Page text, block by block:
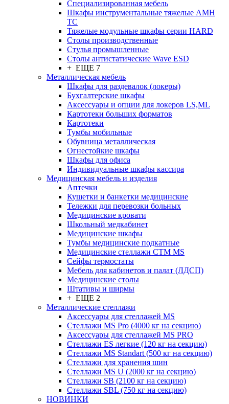
Cпециализированная мебель
Шкафы инструментальные тяжелые AMH
TC
Тяжелые модульные шкафы серии HARD
Столы производственные
Стулья промышленные
Столы антистатические Wave ESD
+ ЕЩЕ 7
Металлическая мебель
Шкафы для раздевалок (локеры)
Бухгалтерские шкафы
Аксессуары и опции для локеров LS,ML
Картотеки больших форматов
Картотеки
Тумбы мобильные
Обувница металлическая
Огнестойкие шкафы
Шкафы для офиса
Индивидуальные шкафы кассира
Медицинская мебель и изделия
Аптечки
Кушетки и банкетки медицинские
Тележки для перевозки больных
Медицинские кровати
Школьный медкабинет
Медицинские шкафы
Тумбы медицинские подкатные
Медицинские стеллажи CTM MS
Сейфы термостаты
Мебель для кабинетов и палат (ЛДСП)
Медицинские столы
Штативы и ширмы
+ ЕЩЕ 2
Металлические стеллажи
Аксессуары для стеллажей MS
Стеллажи MS Pro (4000 кг на секцию)
Аксессуары для стеллажей MS PRO
Стеллажи ES легкие (120 кг на секцию)
Стеллажи MS Standart (500 кг на секцию)
Стеллажи для хранения шин
Стеллажи MS U (2000 кг на секцию)
Стеллажи SB (2100 кг на секцию)
Стеллажи SBL (750 кг на секцию)
НОВИНКИ